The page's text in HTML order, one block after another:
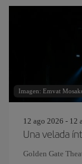
Imagen: Emvat
12 ago 2026 - 12
Una velada
Golden Gate